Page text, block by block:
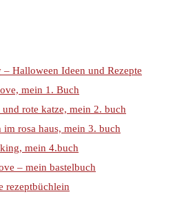
– Halloween Ideen und Rezepte
mein 1. Buch
rote katze, mein 2. buch
im rosa haus, mein 3. buch
mein 4.buch
– mein bastelbuch
rezeptbüchlein